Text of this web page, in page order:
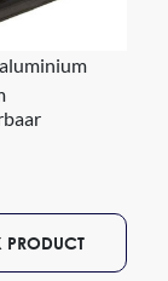
PRODUCT